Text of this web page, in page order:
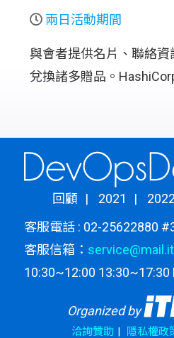
兩日活動期間
與會者提供名片、聯絡
兌換諸多贈品。
回顧 2021 2022
客服電話 : 02-25622880
客服信箱：
10:30~12:00 13:30~17:30
Organized by
洽詢贊助 隱私權政